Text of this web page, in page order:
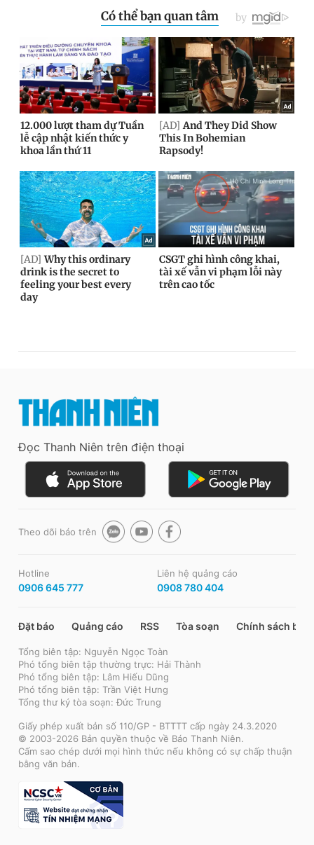
Đọc Thanh Niên trên điện thoại
Theo dõi báo trên
Hotline
0906 645 777
Liên hệ quảng cáo
0908 780 404
Đặt báo Quảng cáo RSS Tòa soạn Chính sách bảo
Tổng biên tập: Nguyễn Ngọc Toàn
Phó tổng biên tập thường trực: Hải Thành
Phó tổng biên tập: Lâm Hiếu Dũng
Phó tổng biên tập: Trần Việt Hưng
Tổng thư ký tòa soạn: Đức Trung
Giấy phép xuất bản số 110/GP - BTTTT cấp ngày 24.3.2020
© 2003-2026 Bản quyền thuộc về Báo Thanh Niên.
Cấm sao chép dưới mọi hình thức nếu không có sự chấp thuận
bằng văn bản.